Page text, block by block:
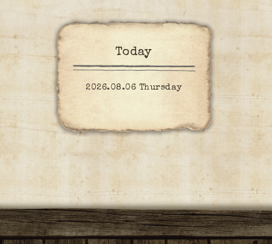
Today
2026.08.06 Thursday